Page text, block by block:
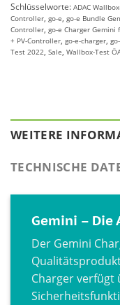
Schlüsselworte: ADAC
Controller go-e go-e Bundle
Controller go-e Charger Gemini
+ PV-Controller go-e-charger
Test 2022 Sale Wallbox-Test
WEITERE
TECHNISCHE
Gemini – Die
Der Gemini
Charger verfügt